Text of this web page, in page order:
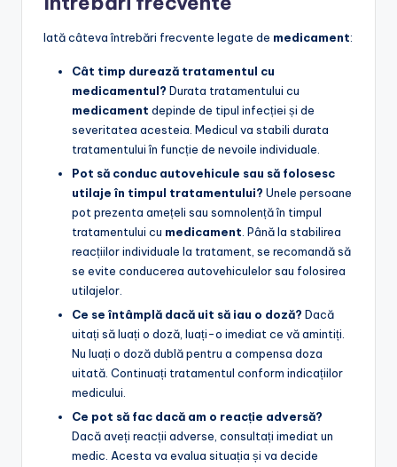
Iată câteva întrebări frecvente legate de medicament:
Cât timp durează tratamentul cu
medicamentul? Durata tratamentului cu
medicament depinde de tipul infecției și de
severitatea acesteia. Medicul va stabili durata
tratamentului în funcție de nevoile individuale.
Pot să conduc autovehicule sau să folosesc
utilaje în timpul tratamentului? Unele persoane
pot prezenta amețeli sau somnolență în timpul
tratamentului cu medicament . Până la stabilirea
reacțiilor individuale la tratament, se recomandă să
se evite conducerea autovehiculelor sau folosirea
utilajelor.
Ce se întâmplă dacă uit să iau o doză? Dacă
uitați să luați o doză, luați-o imediat ce vă amintiți.
Nu luați o doză dublă pentru a compensa doza
uitată. Continuați tratamentul conform indicațiilor
medicului.
Ce pot să fac dacă am o reacție adversă?
Dacă aveți reacții adverse, consultați imediat un
medic. Acesta va evalua situația și va decide